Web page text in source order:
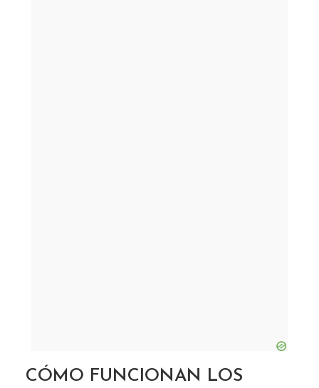
MANTRAS? Y POR QUÉ
CÓMO FUNCIONAN LOS